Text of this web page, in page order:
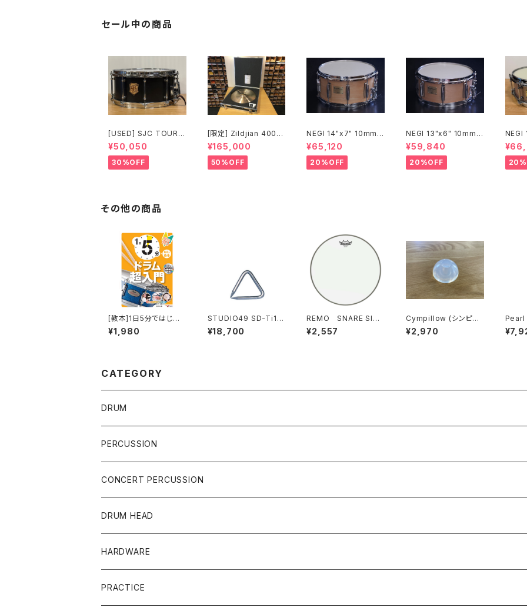
セール中の商品
[USED] SJC TOUR S
ERIES SNARE 14 × 6.
5 マットブラック
¥50,050
30%OFF
[限定] Zildjian 400th
Anniversary Limited
Edition Vault Cymba
ls Vintage A Ride 2
0" 1697g No.80 /20
¥165,000
50%OFF
NEGI 14"x7" 10mm
メイプルスネア M10R1
470P-S2N
¥65,120
20%OFF
NEGI 13"x6" 10mm
メイプルスネア M10R1
360R8-S2N
¥59,840
20%OFF
NEGI
イプ
その他の商品
[教本]1日5分ではじめ
るドラム超入門 ～叩け
るようになるための3か
¥1,980
STUDIO49 SD-Ti1 ト
ライアングル
¥18,700
REMO SNARE SIDE
Ambassadar 14" /
114SA
¥2,557
Cympillow (シンピロ
ー) ソフトホワイト / シ
ンバルの音が激変する
¥2,970
Pearl
d BD-
パッ
CATEGORY
DRUM
DRUM SET
YAMAHA
PEARL
SNARE
TAMA
PEARL
CYMBAL
ZILDJIAN
SABIAN
ACCESSORY
MUTE
STICK
PERCUSSION
CAJON
CONGA
BONGO
TABLA BONGO
DJEMBE
CONCERT PERCUSSION
CONCERT SNARE
CONCERT CYMBAL
PAIR CYMBAL
小物楽器
DRUM HEAD
SNARE HEAD
REMO
TOM HEAD
HARDWARE
Cymbal Stands
PRACTICE